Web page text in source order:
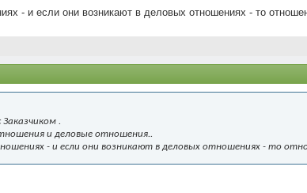
- и если они возникают в деловых отношениях - то
.
и деловые отношения..
- и если они возникают в деловых отношениях - то